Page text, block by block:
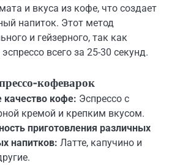
и вкуса из кофе, что создает
напиток. Этот метод
и гейзерного, так как
всего за 25-30 секунд.
кофеварок
качество кофе: Эспрессо с
кремой и крепким вкусом.
приготовления различных
напитков: Латте, капучино и